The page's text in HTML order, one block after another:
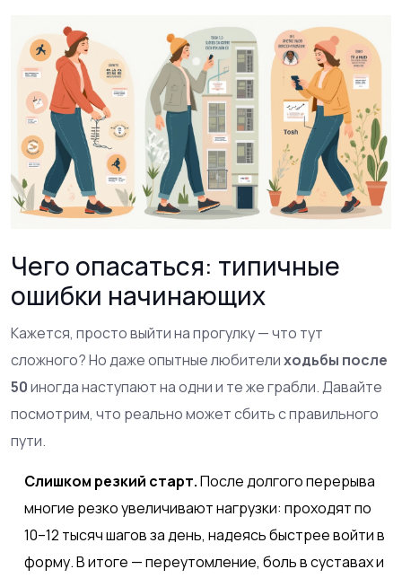
Чего опасаться: типичные
ошибки начинающих
Кажется, просто выйти на прогулку — что тут
сложного? Но даже опытные любителиходьбы после
50иногда наступают на одни и те же грабли. Давайте
посмотрим, что реально может сбить с правильного
пути.
Слишком резкий старт.После долгого перерыва
многие резко увеличивают нагрузки: проходят по
10–12 тысяч шагов за день, надеясь быстрее войти в
форму. В итоге — переутомление, боль в суставах и